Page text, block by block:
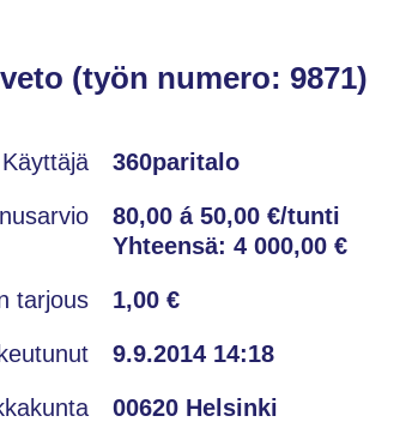
(työn numero: 9871)
Käyttäjä 360paritalo
80,00 á 50,00 €/tunti
Yhteensä: 4 000,00 €
tarjous 1,00 €
9.9.2014 14:18
00620 Helsinki